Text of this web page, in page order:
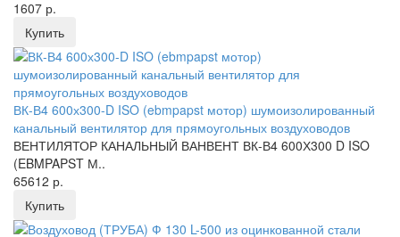
1607 р.
Купить
ВК-В4 600х300-D ISO (ebmpapst мотор) шумоизолированный
канальный вентилятор для прямоугольных воздуховодов
ВЕНТИЛЯТОР КАНАЛЬНЫЙ ВАНВЕНТ ВК-В4 600Х300 D ISO
(EBMPAPST М..
65612 р.
Купить